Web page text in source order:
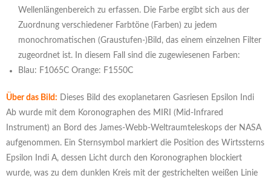
Wellenlängenbereich zu erfassen. Die Farbe ergibt sich aus der
Zuordnung verschiedener Farbtöne (Farben) zu jedem
monochromatischen (Graustufen-)Bild, das einem einzelnen Filter
zugeordnet ist. In diesem Fall sind die zugewiesenen Farben:
Blau: F1065C Orange: F1550C
Über das Bild: Dieses Bild des exoplanetaren Gasriesen Epsilon Indi
Ab wurde mit dem Koronographen des MIRI (Mid-Infrared
Instrument) an Bord des James-Webb-Weltraumteleskops der NASA
aufgenommen. Ein Sternsymbol markiert die Position des Wirtssterns
Epsilon Indi A, dessen Licht durch den Koronographen blockiert
wurde, was zu dem dunklen Kreis mit der gestrichelten weißen Linie